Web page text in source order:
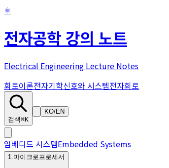
⚛
전자공학 강의 노트
Electrical Engineering Lecture Notes
회로이론전자기학신호와 시스템전자회로
검색⌘K
KO/EN
임베디드 시스템Embedded Systems
1 마이크로프로세서